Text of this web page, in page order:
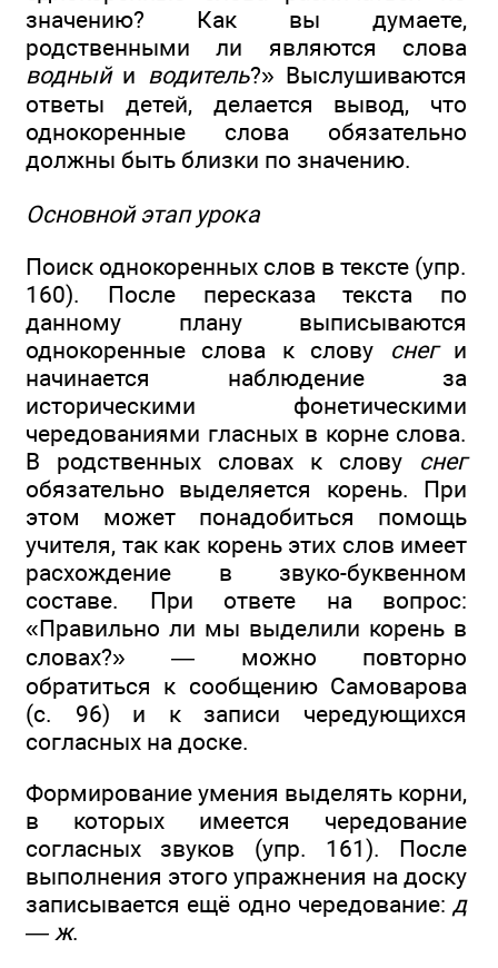
значению? Как вы думаете,
родственными ли являются слова
водный и водитель?» Выслушиваются
ответы детей, делается вывод, что
однокоренные слова обязательно
должны быть близки по значению.
Основной этап урока
Поиск однокоренных слов в тексте (упр.
160). После пересказа текста по
данному плану выписываются
однокоренные слова к слову снеги
начинается наблюдение за
историческими фонетическими
чередованиями гласных в корне слова.
В родственных словах к слову снег
обязательно выделяется корень. При
этом может понадобиться помощь
учителя, так как корень этих слов имеет
расхождение в звуко-буквенном
составе. При ответе на вопрос:
«Правильно ли мы выделили корень в
словах?» — можно повторно
обратиться к сообщению Самоварова
(с. 96) и к записи чередующихся
согласных на доске.
Формирование умения выделять корни,
в которых имеется чередование
согласных звуков (упр. 161). После
выполнения этого упражнения на доску
записывается ещё одно чередование: д
— ж.